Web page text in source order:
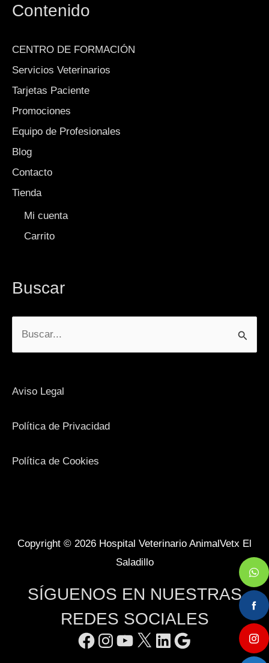
Contenido
CENTRO DE FORMACIÓN
Servicios Veterinarios
Tarjetas Paciente
Promociones
Equipo de Profesionales
Blog
Contacto
Tienda
Mi cuenta
Carrito
Buscar
Buscar
Aviso Legal
Política de Privacidad
Política de Cookies
Copyright © 2026 Hospital Veterinario AnimalVetx El
Saladillo
SÍGUENOS EN NUESTRAS
REDES SOCIALES